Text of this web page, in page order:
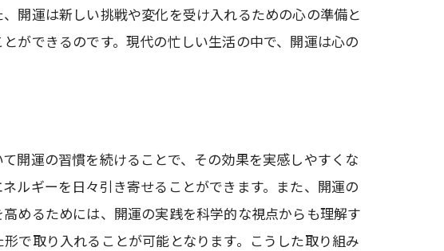
開運は新しい挑戦や変化を受け入れるための心の準備と
ができるのです。現代の忙しい生活の中で、開運は心の
開運の習慣を続けることで、その効果を実感しやすくな
ルギーを日々引き寄せることができます。また、開運の
めるためには、開運の実践を科学的な視点からも理解す
で取り入れることが可能となります。こうした取り組み